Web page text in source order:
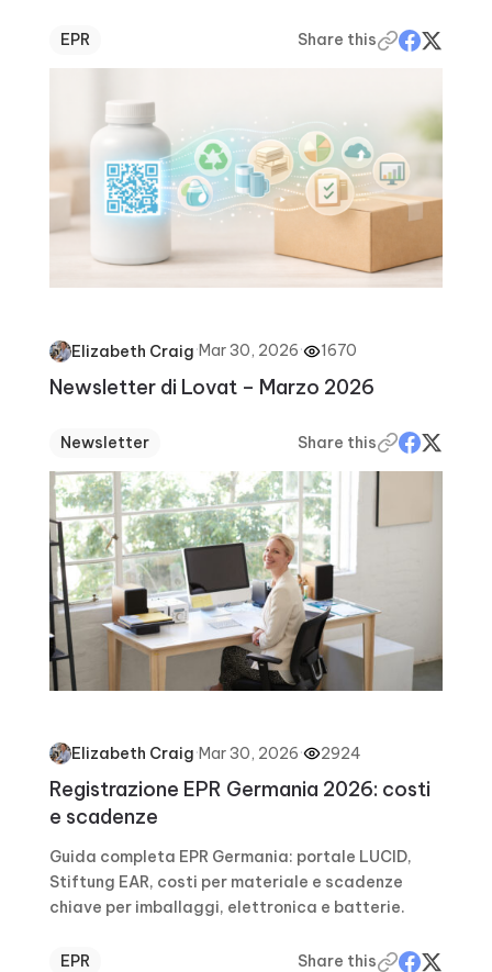
EPR Share this
Elizabeth Craig·Mar 30, 2026· 1670
Newsletter di Lovat – Marzo 2026
Newsletter Share this
Elizabeth Craig·Mar 30, 2026· 2924
Registrazione EPR Germania 2026: costi
e scadenze
Guida completa EPR Germania: portale LUCID,
Stiftung EAR, costi per materiale e scadenze
chiave per imballaggi, elettronica e batterie.
EPR Share this